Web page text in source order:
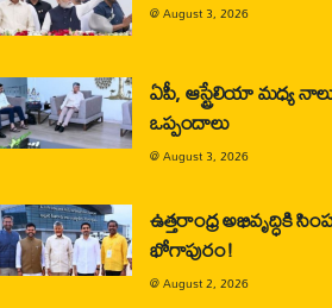
@August 3, 2026
ఏపీ, ఆస్ట్రేలియా మధ్య
ఒప్పందాలు
@August 3, 2026
ఉత్తరాంధ్ర అభివృద్ధికి
భోగాపురం!
@August 2, 2026